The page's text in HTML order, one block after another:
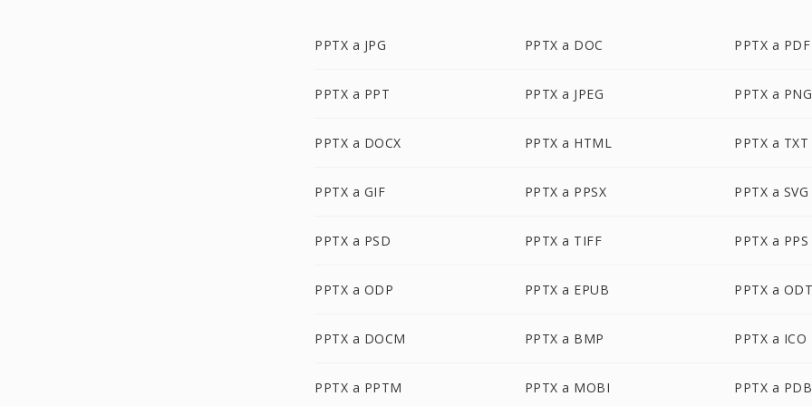
PPTX a JPG PPTX a DOC PPTX a PDF
PPTX a PPT PPTX a JPEG PPTX a PNG
PPTX a DOCX PPTX a HTML PPTX a TXT
PPTX a GIF PPTX a PPSX PPTX a SVG
PPTX a PSD PPTX a TIFF PPTX a PPS
PPTX a ODP PPTX a EPUB PPTX a ODT
PPTX a DOCM PPTX a BMP PPTX a ICO
PPTX a PPTM PPTX a MOBI PPTX a PDB